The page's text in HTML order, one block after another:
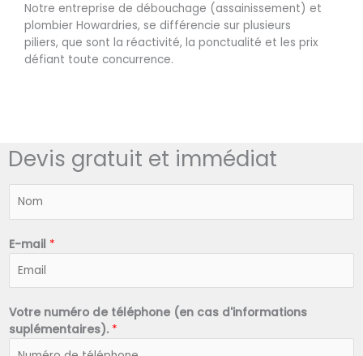
Notre entreprise de débouchage (assainissement) et
plombier Howardries, se différencie sur plusieurs
piliers, que sont la réactivité, la ponctualité et les prix
défiant toute concurrence.
Devis gratuit et immédiat
*
E-mail *
Votre numéro de téléphone (en cas d'informations
suplémentaires). *